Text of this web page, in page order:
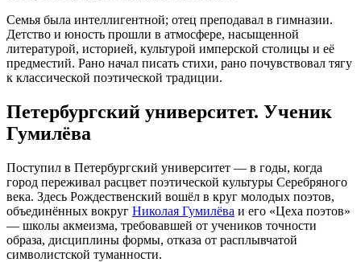
Семья была интеллигентной; отец преподавал в гимназии.
Детство и юность прошли в атмосфере, насыщенной
литературой, историей, культурой имперской столицы и её
предместий. Рано начал писать стихи, рано почувствовал тягу
к классической поэтической традиции.
Петербургский университет. Ученик
Гумилёва
Поступил в Петербургский университет — в годы, когда
город переживал расцвет поэтической культуры Серебряного
века. Здесь Рождественский вошёл в круг молодых поэтов,
объединённых вокруг Николая Гумилёва и его «Цеха поэтов»
— школы акмеизма, требовавшей от учеников точности
образа, дисциплины формы, отказа от расплывчатой
символистской туманности.